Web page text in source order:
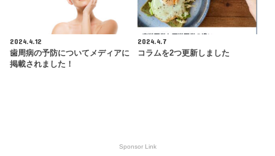
2024.4.12
歯周病の予防についてメディアに
掲載されました！
2024.4.7
コラムを2つ更新しました
Sponsor Link